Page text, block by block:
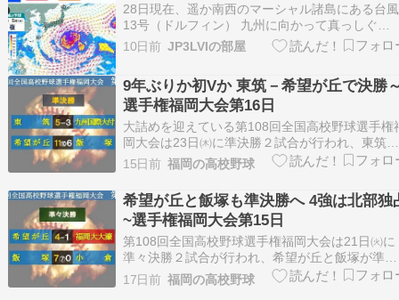
28日現在、遥か南西のマーシャル諸島にある台風
13号（ドルフィン） 九州に向かって真っしぐ
ら！？ 5日にスカイマークで長崎に飛ぶんだけ
かな〜り日本列島に接近 なんとか飛んでくれる
ヤバいかも… 抜けた後でも前日が欠航続きなら
機…
10日前 JP3LVIの部屋
9年ぶりか初Vか 東筑－希望が丘で決勝
選手権福岡大会第16日
大詰めを迎えている第108回全国高校野球選手権
岡大会は23日㈭に準決勝２試合が行われ、東筑と
希望が丘が勝って決勝進出を決めました。 東筑
は、春夏連続の甲子園出場を目指した九州国際大
付を土壇場で逆転、９年ぶりの優勝に王手をかけ
ました。決勝進出は３年ぶりで、その時に敗れた
九州国際大…
15日前 福岡の高校野球
希望が丘と飯塚も準決勝へ 4強は北部独
~選手権福岡大会第15日
第108回全国高校野球選手権福岡大会は21日㈫に
準々決勝２試合が行われ、希望が丘と飯塚が準決
勝進出を決めてベスト４が出揃いました。23日㈭
に準決勝２試合が行われ、決勝に進出する２校が
17日前 福岡の高校野球